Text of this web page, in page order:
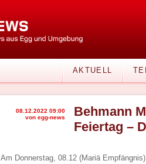
AKTUELL
08.12.2022 09:00
von egg-news
Behmann
Feiertag –
Am Donnerstag, 08.12 (Mariä